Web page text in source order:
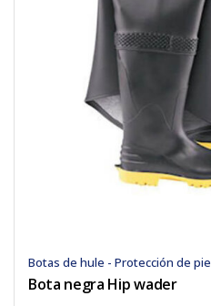
Botas de hule - Protección de pie
Bota negra Hip wader